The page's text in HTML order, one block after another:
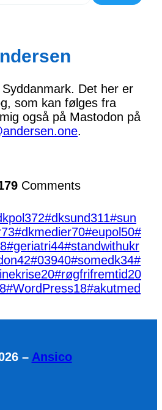
Det her er
som kan følges fra
også på Mastodon på
.
Comments
372#dksund311#sun
73#dkmedier70#eupol 50#
#geriatri44#standwithukr
42#03940#somedk34#
20#røgfrifremtid20
#WordPress18#akutmed
– Ansico